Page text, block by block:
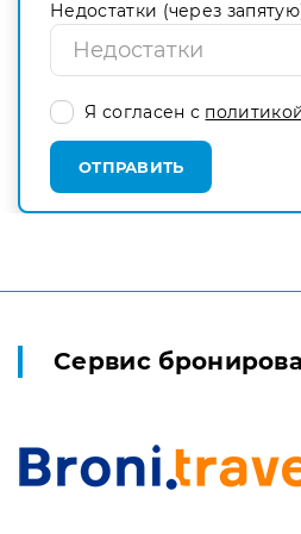
Недостатки (через
Я согласен с
ОТПРАВИТЬ
Сервис